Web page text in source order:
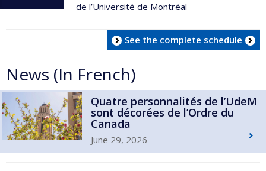
de l’Université de Montréal
See the complete schedule
News (In French)
Quatre personnalités de l’UdeM
sont décorées de l’Ordre du
Canada
June 29, 2026